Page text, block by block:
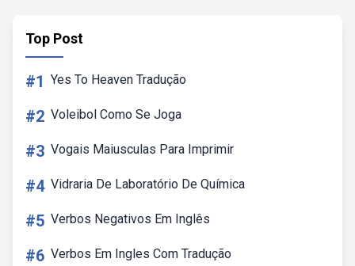
Top Post
#1 Yes To Heaven Tradução
#2 Voleibol Como Se Joga
#3 Vogais Maiusculas Para Imprimir
#4 Vidraria De Laboratório De Química
#5 Verbos Negativos Em Inglês
#6 Verbos Em Ingles Com Tradução